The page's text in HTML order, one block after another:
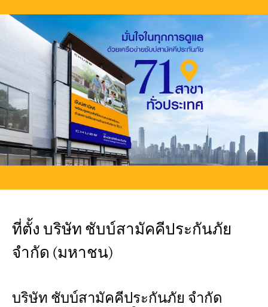
ที่ตั้ง บริษัท ชับบ์สามัคคีประกันภัย
จำกัด (มหาชน)
บริษัท ชับบ์สามัคคีประกันภัย จำกัด